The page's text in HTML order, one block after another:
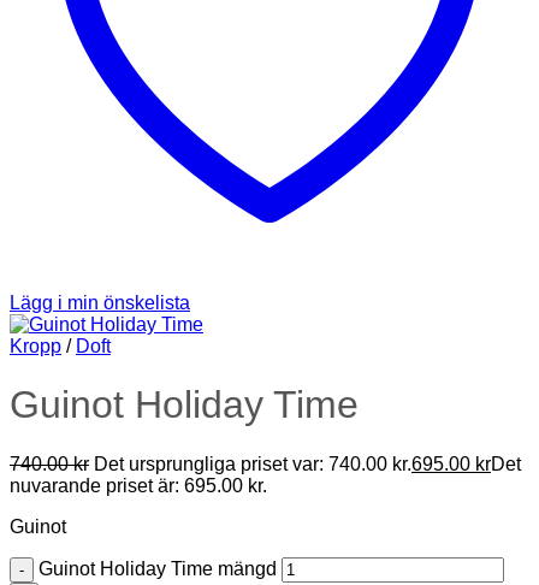
Lägg i min önskelista
Kropp / Doft
Guinot Holiday Time
740.00kr Det ursprungliga priset var: 740.00 kr.695.00 krDet
nuvarande priset är: 695.00 kr.
Guinot
Guinot Holiday Time mängd